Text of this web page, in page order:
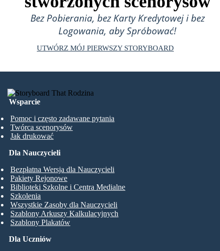
Bez Pobierania, bez Karty Kredytowej i bez
Logowania, aby Spróbować!
UTWÓRZ MÓJ PIERWSZY STORYBOARD
Wsparcie
Pomoc i często zadawane pytania
Twórca scenorysów
Jak drukować
Dla Uczniów
Dla Nauczycieli
Bezpłatna Wersja dla Nauczycieli
Pakiety Rejonowe
Biblioteki Szkolne i Centra Medialne
Szkolenia
Wszystkie Zasoby dla Nauczycieli
Szablony Arkuszy Kalkulacyjnych
Szablony Plakatów